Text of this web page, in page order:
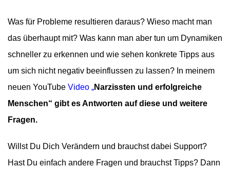
Was für Probleme resultieren daraus? Wieso macht man
das überhaupt mit? Was kann man aber tun um Dynamiken
schneller zu erkennen und wie sehen konkrete Tipps aus
um sich nicht negativ beeinflussen zu lassen? In meinem
neuen YouTube Video „Narzissten und erfolgreiche
Menschen“ gibt es Antworten auf diese und weitere
Fragen.
Willst Du Dich Verändern und brauchst dabei Support?
Hast Du einfach andere Fragen und brauchst Tipps? Dann